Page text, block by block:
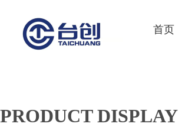
首页
PRODUCT DISPLAY